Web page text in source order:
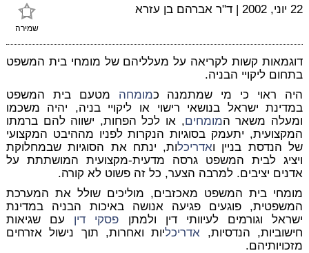
שמירה
22 יוני, 2002 | ד"ר אברהם בן עזרא
דוגמאות קשות לקריאה על מעלליהם של מומחי בית המשפט
בתחום ליקויי הבניה.
היה ראוי כי מי שמתמנה כמומחה מטעם בית המשפט
במדינת ישראל בנושאי רישוי או ליקויי בניה, יהיה משכמו
ומעלה משאר המומחים, או לכל הפחות, ישווה להם ברמתו
המקצועית, יתעמק בסוגיות הנקרות לפניו מההיבט המקצועי
של הנדסת בניין ואדריכלות, ינתח את הסוגיות שבמחלוקת
ויציג לבית המשפט גרסה מדעית-מקצועית המושתתת על
אדנים יציבים. למרבה הצער, כל זה פשוט לא קורה.
מומחי בית המשפט מאכזבים, מוליכים שולל את המערכת
המשפטית, פוגעים פגיעה אנושה באיכות הבניה במדינת
ישראל וגורמים לעיוותי דין ולמתן פסקי דין עם שגיאות
חישוביות, הנדסיות, אדריכליות ואחרות, תוך נישול אזרחים
מזכויותיהם.